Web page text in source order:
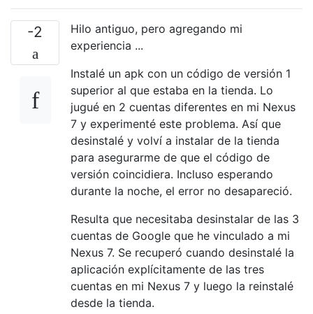
-2
Hilo antiguo, pero agregando mi
experiencia ...
Instalé un apk con un código de versión 1
superior al que estaba en la tienda. Lo
jugué en 2 cuentas diferentes en mi Nexus
7 y experimenté este problema. Así que
desinstalé y volví a instalar de la tienda
para asegurarme de que el código de
versión coincidiera. Incluso esperando
durante la noche, el error no desapareció.
Resulta que necesitaba desinstalar de las 3
cuentas de Google que he vinculado a mi
Nexus 7. Se recuperó cuando desinstalé la
aplicación explícitamente de las tres
cuentas en mi Nexus 7 y luego la reinstalé
desde la tienda.